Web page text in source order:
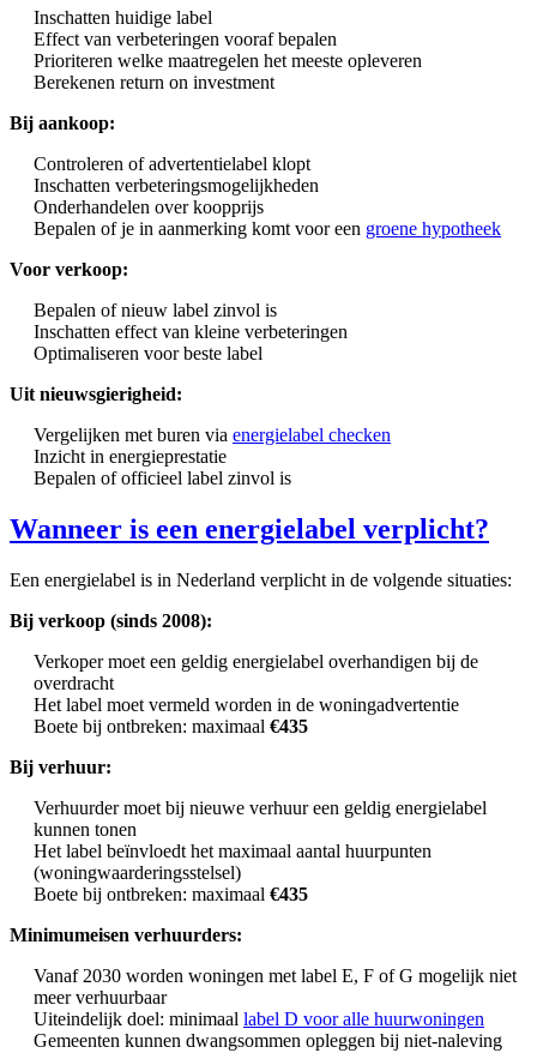
Inschatten huidige label
Effect van verbeteringen vooraf bepalen
Prioriteren welke maatregelen het meeste opleveren
Berekenen return on investment
Bij aankoop:
Controleren of advertentielabel klopt
Inschatten verbeteringsmogelijkheden
Onderhandelen over koopprijs
Bepalen of je in aanmerking komt voor een groene hypotheek
Voor verkoop:
Bepalen of nieuw label zinvol is
Inschatten effect van kleine verbeteringen
Optimaliseren voor beste label
Uit nieuwsgierigheid:
Vergelijken met buren via energielabel checken
Inzicht in energieprestatie
Bepalen of officieel label zinvol is
Wanneer is een energielabel verplicht?
Een energielabel is in Nederland verplicht in de volgende situaties:
Bij verkoop (sinds 2008):
Verkoper moet een geldig energielabel overhandigen bij de
overdracht
Het label moet vermeld worden in de woningadvertentie
Boete bij ontbreken: maximaal €435
Bij verhuur:
Verhuurder moet bij nieuwe verhuur een geldig energielabel
kunnen tonen
Het label beïnvloedt het maximaal aantal huurpunten
(woningwaarderingsstelsel)
Boete bij ontbreken: maximaal €435
Minimumeisen verhuurders:
Vanaf 2030 worden woningen met label E, F of G mogelijk niet
meer verhuurbaar
Uiteindelijk doel: minimaal label D voor alle huurwoningen
Gemeenten kunnen dwangsommen opleggen bij niet-naleving